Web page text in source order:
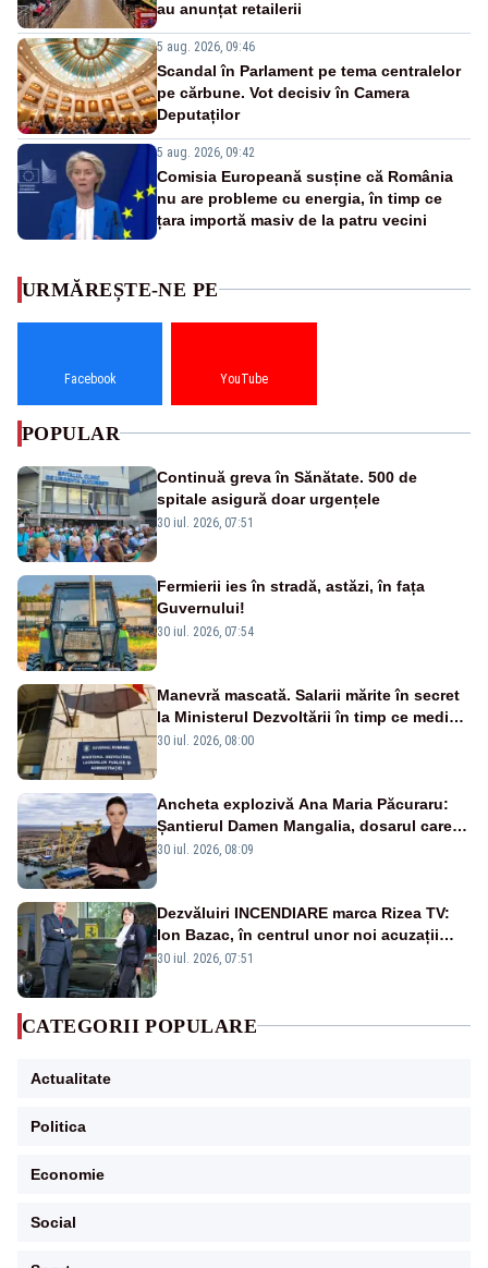
au anunțat retailerii
5 aug. 2026, 09:46
Scandal în Parlament pe tema centralelor
pe cărbune. Vot decisiv în Camera
Deputaților
5 aug. 2026, 09:42
Comisia Europeană susține că România
nu are probleme cu energia, în timp ce
țara importă masiv de la patru vecini
URMĂREȘTE-NE PE
Facebook YouTube
POPULAR
Continuă greva în Sănătate. 500 de
spitale asigură doar urgențele
30 iul. 2026, 07:51
Fermierii ies în stradă, astăzi, în fața
Guvernului!
30 iul. 2026, 07:54
Manevră mascată. Salarii mărite în secret
la Ministerul Dezvoltării în timp ce medicii
ies în stradă
30 iul. 2026, 08:00
Ancheta explozivă Ana Maria Păcuraru:
Șantierul Damen Mangalia, dosarul care
scufundă apărarea României
30 iul. 2026, 08:09
Dezvăluiri INCENDIARE marca Rizea TV:
Ion Bazac, în centrul unor noi acuzații
publice
30 iul. 2026, 07:51
CATEGORII POPULARE
Actualitate
Politica
Economie
Social